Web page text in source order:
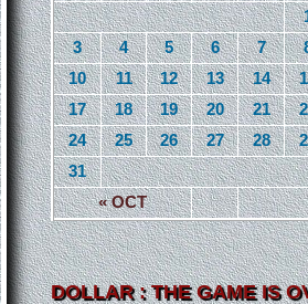
« OCT
3
4 5 6 7
10
11 12 13 14
17
18 19 20 21
24
25 26 27 28
31
DOLLAR : THE GAME IS